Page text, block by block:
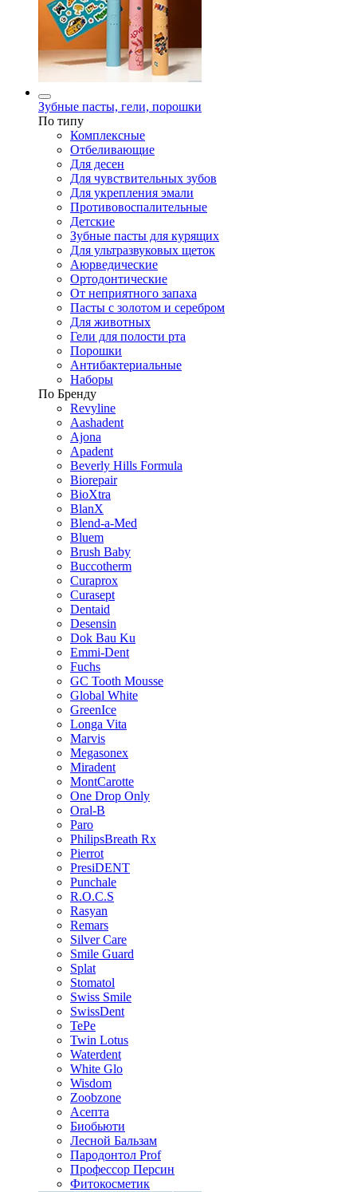
Зубные пасты, гели, порошки
По типу
Комплексные
Отбеливающие
Для десен
Для чувствительных зубов
Для укрепления эмали
Противовоспалительные
Детские
Зубные пасты для курящих
Для ультразвуковых щеток
Аюрведические
Ортодонтические
От неприятного запаха
Пасты с золотом и серебром
Для животных
Гели для полости рта
Порошки
Антибактериальные
Наборы
По Бренду
Revyline
Aashadent
Ajona
Apadent
Beverly Hills Formula
Biorepair
BioXtra
BlanX
Blend-a-Med
Bluem
Brush Baby
Buccotherm
Curaprox
Curasept
Dentaid
Desensin
Dok Bau Ku
Emmi-Dent
Fuchs
GC Tooth Mousse
Global White
GreenIce
Longa Vita
Marvis
Megasonex
Miradent
MontCarotte
One Drop Only
Oral-B
Paro
PhilipsBreath Rx
Pierrot
PresiDENT
Punchale
R.O.C.S
Rasyan
Remars
Silver Care
Smile Guard
Splat
Stomatol
Swiss Smile
SwissDent
TePe
Twin Lotus
Waterdent
White Glo
Wisdom
Zoobzone
Асепта
Биобьюти
Лесной Бальзам
Пародонтол Prof
Профессор Персин
Фитокосметик